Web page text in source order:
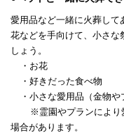
愛用品など一緒に火葬して
花などを手向けて、小さな
しょう。
・お花
・好きだった食べ物
・小さな愛用品（金物
※霊園やプランにより
場合があります。